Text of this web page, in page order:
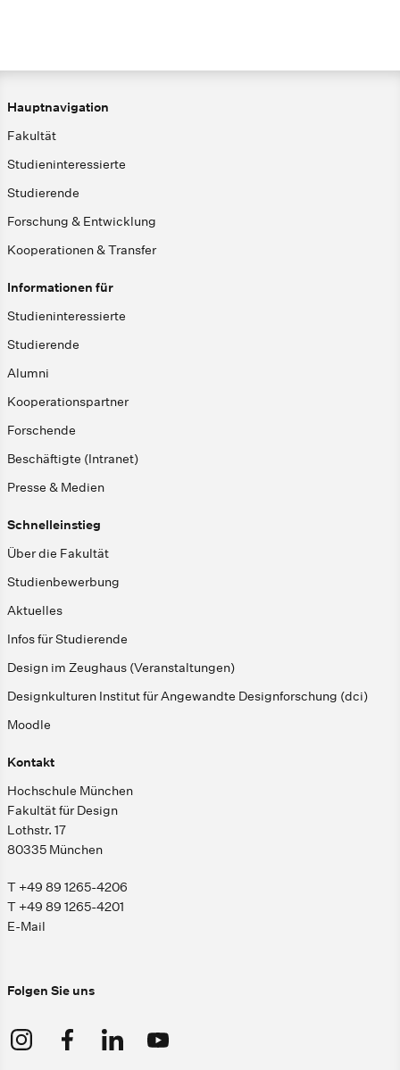
Hauptnavigation
Fakultät
Studieninteressierte
Studierende
Forschung & Entwicklung
Kooperationen & Transfer
Informationen für
Studieninteressierte
Studierende
Alumni
Kooperationspartner
Forschende
Beschäftigte (Intranet)
Presse & Medien
Schnelleinstieg
Über die Fakultät
Studienbewerbung
Aktuelles
Infos für Studierende
Design im Zeughaus (Veranstaltungen)
Designkulturen Institut für Angewandte Designforschung (dci)
Moodle
Kontakt
Hochschule München
Fakultät für Design
Lothstr. 17
80335 München
T +49 89 1265-4206
T +49 89 1265-4201
E-Mail
Folgen Sie uns